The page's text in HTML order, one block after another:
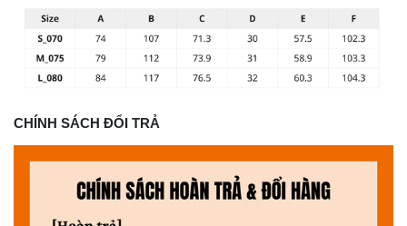
CHÍNH SÁCH ĐỔI TRẢ